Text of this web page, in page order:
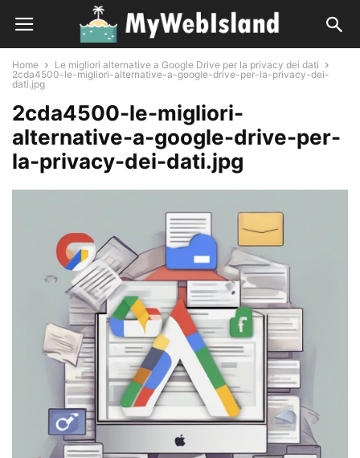
Home
Le migliori alternative a Google Drive per la privacy dei dati
2cda4500-le-migliori-alternative-a-google-drive-per-la-privacy-dei-
dati.jpg
2cda4500-le-migliori-
alternative-a-google-drive-per-
la-privacy-dei-dati.jpg